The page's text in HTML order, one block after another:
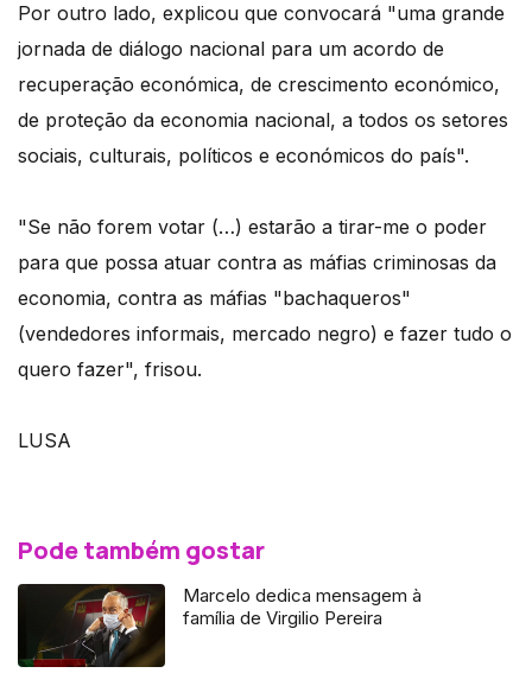
Por outro lado, explicou que convocará "uma grande
jornada de diálogo nacional para um acordo de
recuperação económica, de crescimento económico,
de proteção da economia nacional, a todos os setores
sociais, culturais, políticos e económicos do país".
"Se não forem votar (…) estarão a tirar-me o poder
para que possa atuar contra as máfias criminosas da
economia, contra as máfias "bachaqueros"
(vendedores informais, mercado negro) e fazer tudo o
quero fazer", frisou.
LUSA
Pode também gostar
Marcelo dedica mensagem à
família de Virgilio Pereira